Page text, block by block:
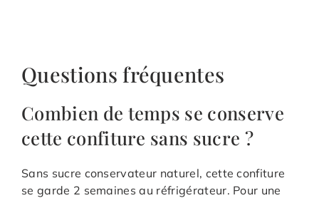
Questions fréquentes
Combien de temps se conserve
cette confiture sans sucre ?
Sans sucre conservateur naturel, cette confiture
se garde 2 semaines au réfrigérateur. Pour une